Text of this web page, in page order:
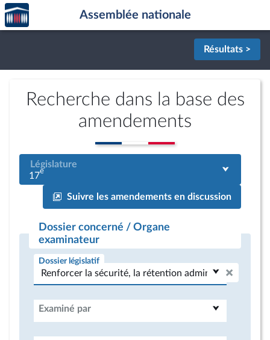
Aller au contenu
Aller en bas de la page
Accèder
à la
page
Assemblée nationale
Résultats >
Recherche dans la base des
amendements
Législature
17e
Suivre les amendements en discussion
Dossier concerné / Organe
examinateur
Dossier législatif
Examiné par